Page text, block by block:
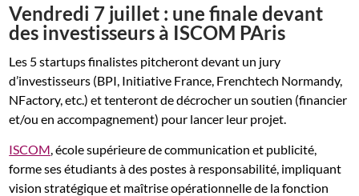
Vendredi 7 juillet : une finale devant
des investisseurs à ISCOM PAris
Les 5 startups finalistes pitcheront devant un jury
d’investisseurs (BPI, Initiative France, Frenchtech Normandy,
NFactory, etc.) et tenteront de décrocher un soutien (financier
et/ou en accompagnement) pour lancer leur projet.
ISCOM, école supérieure de communication et publicité,
forme ses étudiants à des postes à responsabilité, impliquant
vision stratégique et maîtrise opérationnelle de la fonction